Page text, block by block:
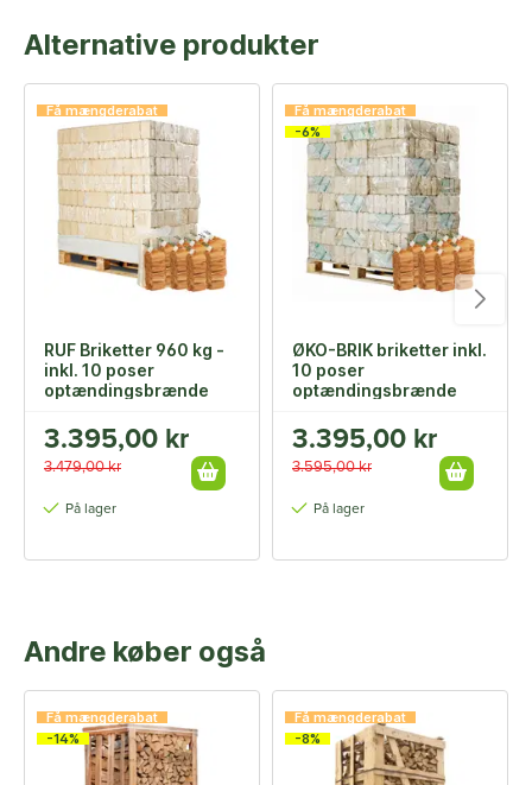
Alternative produkter
Få mængderabat
RUF Briketter 960 kg -
inkl. 10 poser
optændingsbrænde
3.395,00 kr
3.479,00 kr
På lager
Få mængderabat
-6%
ØKO-BRIK briketter inkl.
10 poser
optændingsbrænde
3.395,00 kr
3.595,00 kr
På lager
Andre køber også
Få mængderabat
-14%
Få mængderabat
-8%